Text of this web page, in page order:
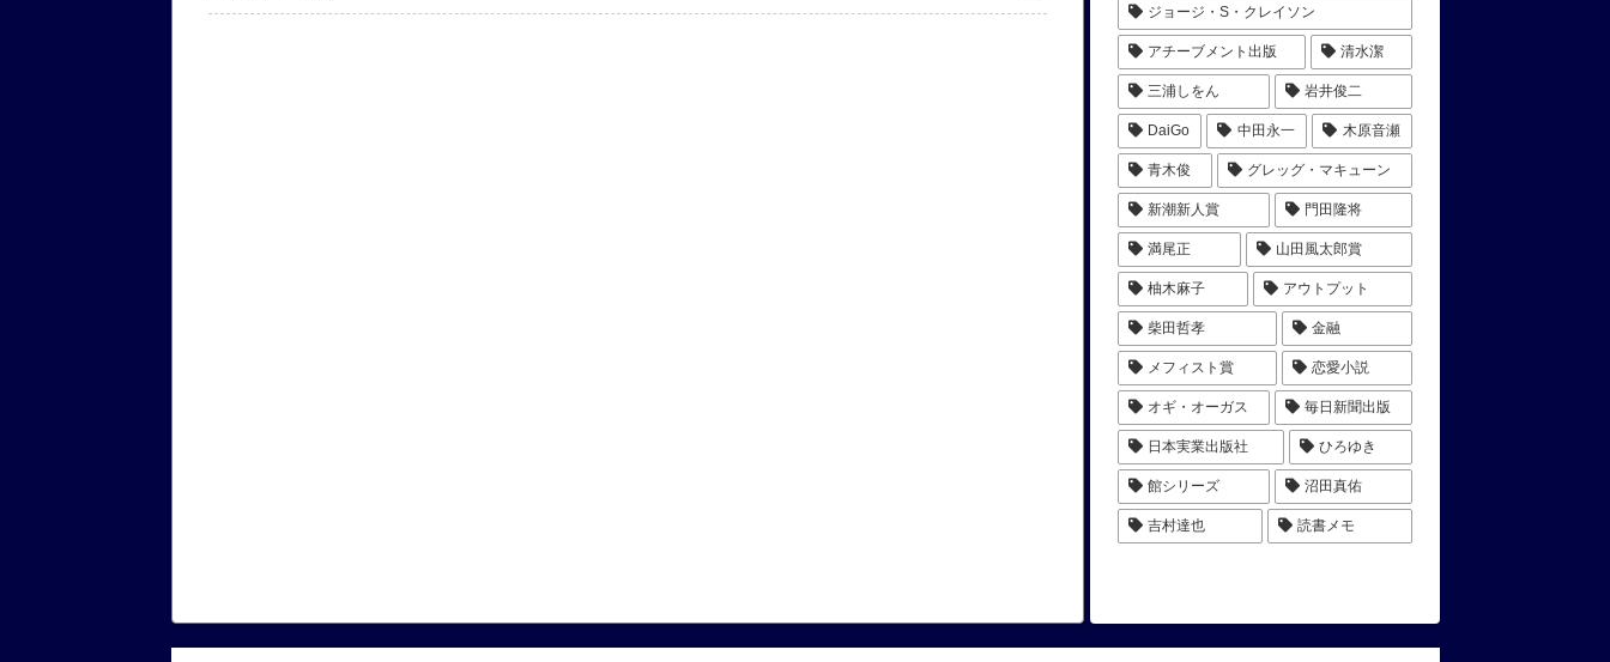
ジョージ・S・クレイソン
アチーブメント出版 清水潔
三浦しをん 岩井俊二
DaiGo 中田永一 木原音瀬
青木俊 グレッグ・マキューン
新潮新人賞 門田隆将
満尾正 山田風太郎賞
柚木麻子 アウトプット
柴田哲孝 金融
メフィスト賞 恋愛小説
オギ・オーガス 毎日新聞出版
日本実業出版社 ひろゆき
館シリーズ 沼田真佑
吉村達也 読書メモ